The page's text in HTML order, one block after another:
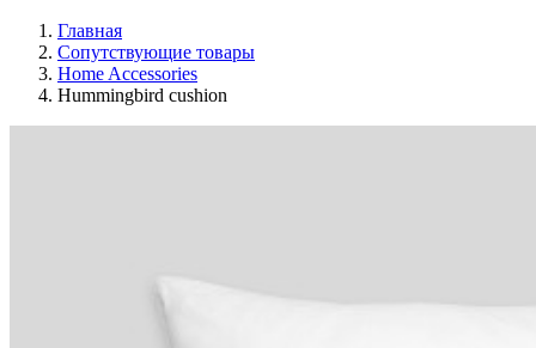
Главная
Сопутствующие товары
Home Accessories
Hummingbird cushion